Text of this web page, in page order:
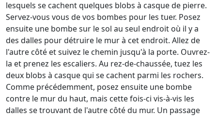
lesquels se cachent quelques blobs à casque de pierre.
Servez-vous vous de vos bombes pour les tuer. Posez
ensuite une bombe sur le sol au seul endroit où il y a
des dalles pour détruire le mur à cet endroit. Allez de
l'autre côté et suivez le chemin jusqu'à la porte. Ouvrez-
la et prenez les escaliers. Au rez-de-chaussée, tuez les
deux blobs à casque qui se cachent parmi les rochers.
Comme précédemment, posez ensuite une bombe
contre le mur du haut, mais cette fois-ci vis-à-vis les
dalles se trouvant de l'autre côté du mur. Un passage